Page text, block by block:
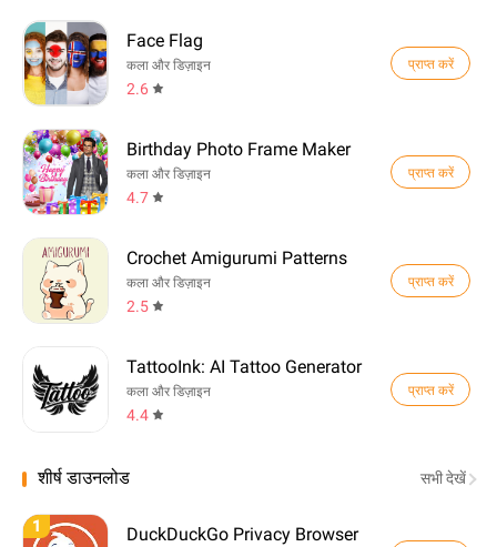
Face Flag
कला और डिज़ाइन
2.6
प्राप्त करें
Birthday Photo Frame Maker
कला और डिज़ाइन
4.7
प्राप्त करें
Crochet Amigurumi Patterns
कला और डिज़ाइन
2.5
प्राप्त करें
TattooInk: AI Tattoo Generator
कला और डिज़ाइन
4.4
प्राप्त करें
शीर्ष डाउनलोड सभी देखें
1 DuckDuckGo Privacy Browser